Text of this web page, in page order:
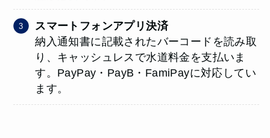
スマートフォンアプリ決済
納入通知書に記載されたバーコードを読み取
り、キャッシュレスで水道料金を支払いま
す。PayPay・PayB・FamiPayに対応してい
ます。